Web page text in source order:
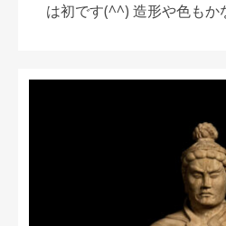
は初です(^^) 造形や色も